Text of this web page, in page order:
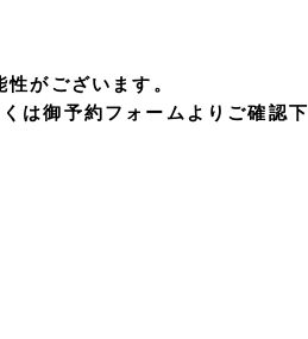
がございます。
は御予約フォームよりご確認下